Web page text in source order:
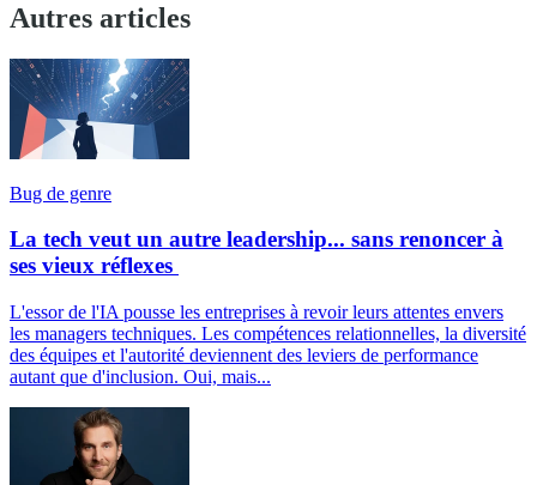
Autres articles
Bug de genre
La tech veut un autre leadership... sans renoncer à
ses vieux réflexes
L'essor de l'IA pousse les entreprises à revoir leurs attentes envers
les managers techniques. Les compétences relationnelles, la diversité
des équipes et l'autorité deviennent des leviers de performance
autant que d'inclusion. Oui, mais...